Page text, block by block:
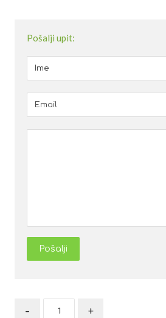
Pošalji upit:
Pošalji
- +